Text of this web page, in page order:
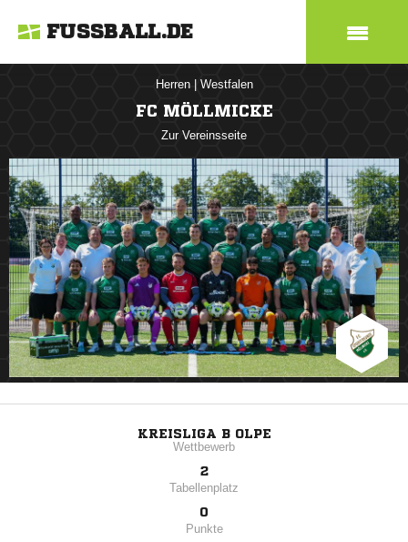
FUSSBALL.DE
Herren Westfalen
FC MÖLLMICKE
Zur Vereinsseite
KREISLIGA B OLPE
Wettbewerb
2
Tabellenplatz
0
Punkte